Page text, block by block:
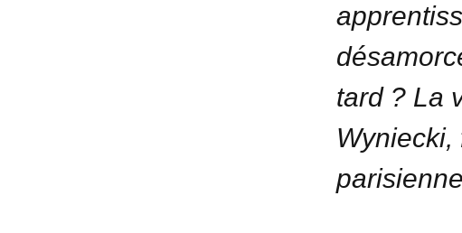
tard ? La
Wyniecki,